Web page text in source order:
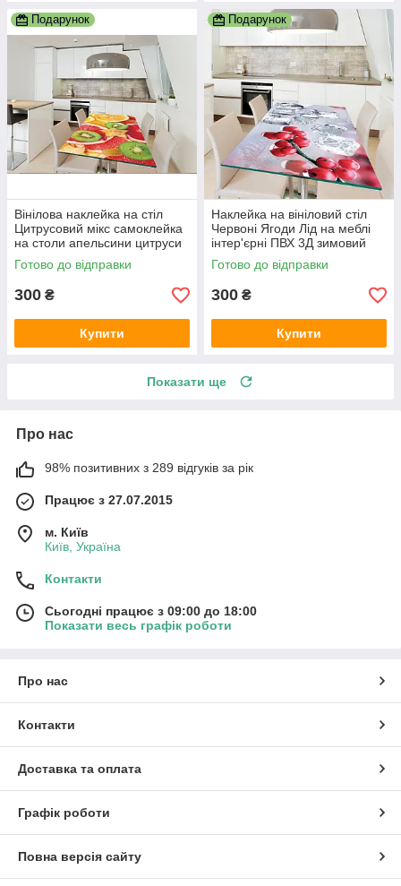
Подарунок
Вінілова наклейка на стіл
Цитрусовий мікс самоклейка
на столи апельсини цитруси
абстракція 600х1200 мм
Готово до відправки
300 ₴
Купити
Подарунок
Наклейка на вініловий стіл
Червоні Ягоди Лід на меблі
інтер'єрні ПВХ 3Д зимовий
натюрморт 600х1200 мм
Готово до відправки
300 ₴
Купити
Показати ще
Про нас
98% позитивних з 289 відгуків за рік
Працює з 27.07.2015
м. Київ
Київ, Україна
Контакти
Сьогодні працює з 09:00 до 18:00
Показати весь графік роботи
Про нас
Контакти
Доставка та оплата
Графік роботи
Повна версія сайту